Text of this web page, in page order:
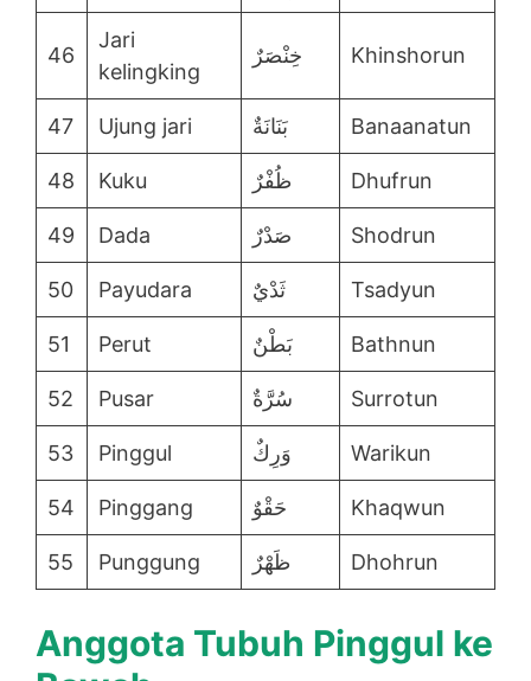
46
Jari
kelingking
خِنْصَرٌ Khinshorun
47 Ujung jari بَنَانَةٌ Banaanatun
48 Kuku ظُفْرٌ Dhufrun
49 Dada صَدْرٌ Shodrun
50 Payudara ثَدْيٌ Tsadyun
51 Perut بَطْنٌ Bathnun
52 Pusar سُرَّةٌ Surrotun
53 Pinggul وَرِكٌ Warikun
54 Pinggang حَقْوٌ Khaqwun
55 Punggung ظَهْرٌ Dhohrun
Anggota Tubuh Pinggul ke